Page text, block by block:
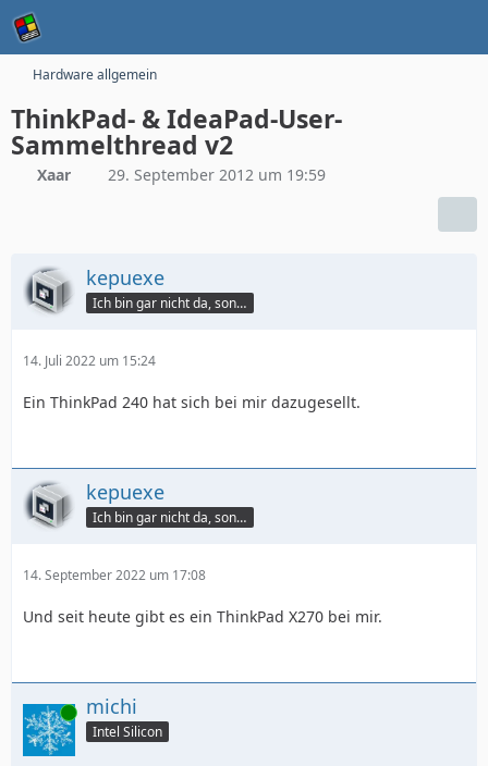
Hardware allgemein
ThinkPad- & IdeaPad-User-
Sammelthread v2
Xaar 29. September 2012 um 19:59
kepuexe
Ich bin gar nicht da, sondern hier.
14. Juli 2022 um 15:24
Ein ThinkPad 240 hat sich bei mir dazugesellt.
kepuexe
Ich bin gar nicht da, sondern hier.
14. September 2022 um 17:08
Und seit heute gibt es ein ThinkPad X270 bei mir.
Online michi
Intel Silicon